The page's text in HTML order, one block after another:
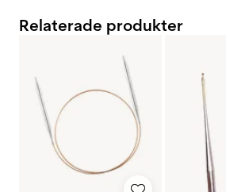
Relaterade produkter